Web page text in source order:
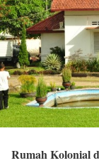
Rumah Kolonial